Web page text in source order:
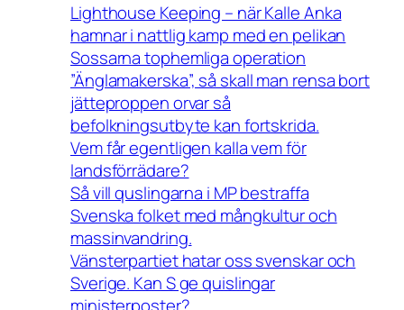
Lighthouse Keeping – när Kalle Anka
hamnar i nattlig kamp med en pelikan
Sossarna tophemliga operation
”Änglamakerska”, så skall man rensa bort
jätteproppen orvar så
befolkningsutbyte kan fortskrida.
Vem får egentligen kalla vem för
landsförrädare?
Så vill quslingarna i MP bestraffa
Svenska folket med mångkultur och
massinvandring.
Vänsterpartiet hatar oss svenskar och
Sverige. Kan S ge quislingar